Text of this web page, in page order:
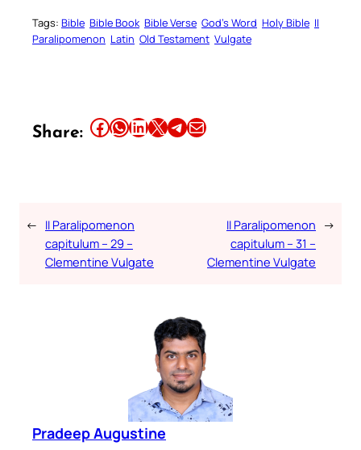
Tags: Bible Bible Book Bible Verse God’s Word Holy Bible II
Paralipomenon Latin Old Testament Vulgate
Share: Share this article on Facebook Share this article on WhatsApp Share this article on LinkedIn Share this article on X Share this article on TelegramEmail this Article
← II Paralipomenon
capitulum – 29 –
Clementine Vulgate
II Paralipomenon
capitulum – 31 –
Clementine Vulgate
→
Pradeep Augustine